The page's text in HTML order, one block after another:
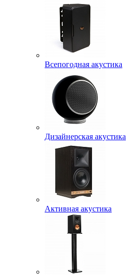
Всепогодная акустика
Дизайнерская акустика
Активная акустика